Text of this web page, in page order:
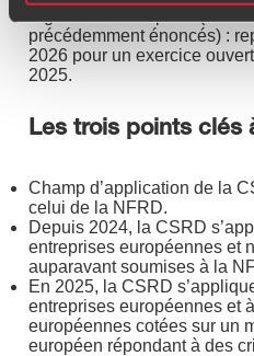
précédemment énoncés) :
2026 pour un exercice
2025.
Les trois points clés
Champ d’application de la
celui de la NFRD.
Depuis 2024, la CSRD
entreprises européennes et
auparavant soumises à la
En 2025, la CSRD
entreprises européennes et
européennes cotées sur un
européen répondant à des